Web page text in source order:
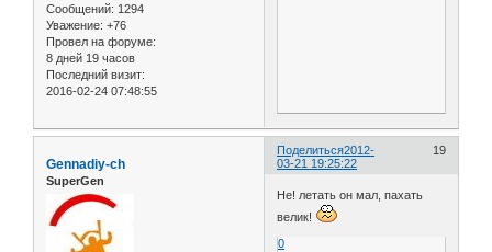
Сообщений: 1294
Уважение: +76
Провел на форуме:
8 дней 19 часов
Последний визит:
2016-02-24 07:48:55
Поделиться 19
2012-
03-21 19:25:22
Gennadiy-ch
SuperGen
Не! летать он мал, пахать
велик!
0